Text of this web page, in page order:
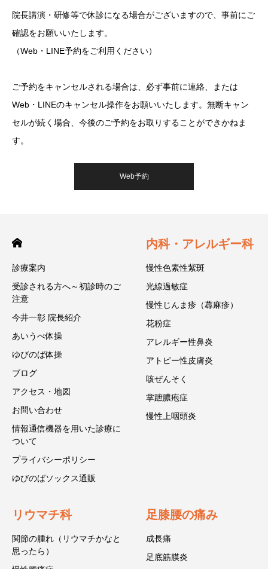
院長講演・研修等で休診になる場合がございますので、事前にご
確認をお願いいたします。
（Web・LINE予約をご利用ください）
ご予約をキャンセルされる場合は、必ず事前に連絡、または
Web・LINEのキャンセル操作をお願いいたします。無断キャン
セルが続く場合、今後のご予約をお取りすることができかねま
す。
Web予約
診療案内
受診される方へ～初診時のご
注意
今井一彰 院長紹介
あいうべ体操
ゆびのば体操
ブログ
アクセス・地図
お問い合わせ
情報通信機器を用いた診療に
ついて
プライバシーポリシー
ゆびのばソックス通販
内科・アレルギー科
慢性色素性紫斑
光線過敏症
慢性じんま疹（蕁麻疹）
花粉症
アレルギー性鼻炎
アトピー性皮膚炎
咳ぜんそく
掌蹠膿疱症
慢性上咽頭炎
リウマチ科
関節の腫れ（リウマチかなと
思ったら）
足膝腰の痛み
成長痛
足底筋膜炎